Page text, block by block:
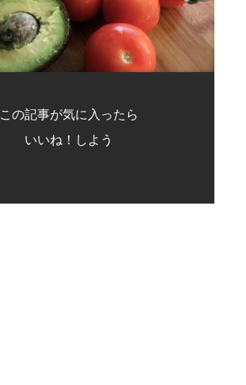
この記事が気に入ったら
いいね！しよう